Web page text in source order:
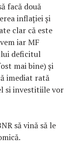
facă două
inflației și
clar că este
iar MF
deficitul
mai bine) și
imediat rată
si investitiile vor
să vină să le